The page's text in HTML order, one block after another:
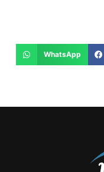
WhatsApp